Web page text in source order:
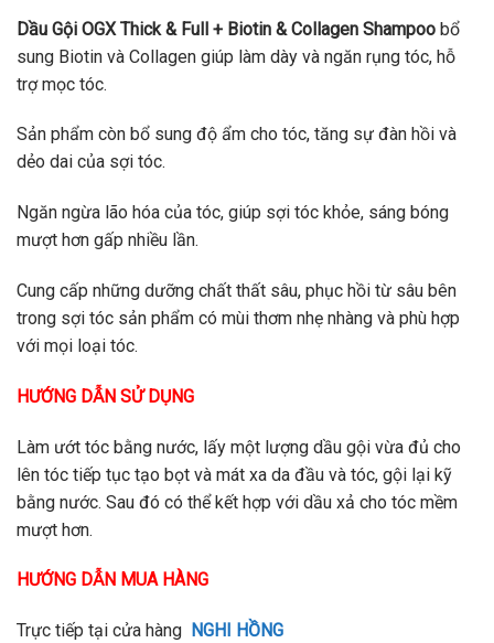
Dầu Gội OGX Thick & Full + Biotin & Collagen Shampoo bổ
sung Biotin và Collagen giúp làm dày và ngăn rụng tóc, hỗ
trợ mọc tóc.
Sản phẩm còn bổ sung độ ẩm cho tóc, tăng sự đàn hồi và
dẻo dai của sợi tóc.
Ngăn ngừa lão hóa của tóc, giúp sợi tóc khỏe, sáng bóng
mượt hơn gấp nhiều lần.
Cung cấp những dưỡng chất thất sâu, phục hồi từ sâu bên
trong sợi tóc sản phẩm có mùi thơm nhẹ nhàng và phù hợp
với mọi loại tóc.
HƯỚNG DẪN SỬ DỤNG
Làm ướt tóc bằng nước, lấy một lượng dầu gội vừa đủ cho
lên tóc tiếp tục tạo bọt và mát xa da đầu và tóc, gội lại kỹ
bằng nước. Sau đó có thể kết hợp với dầu xả cho tóc mềm
mượt hơn.
HƯỚNG DẪN MUA HÀNG
Trực tiếp tại cửa hàng NGHI HỒNG